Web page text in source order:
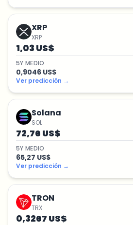
XRP
XRP
1,03 US$
5Y MEDIO
0,9046 US$
Ver predicción →
Solana
SOL
72,76 US$
5Y MEDIO
65,27 US$
Ver predicción →
TRON
TRX
0,3267 US$